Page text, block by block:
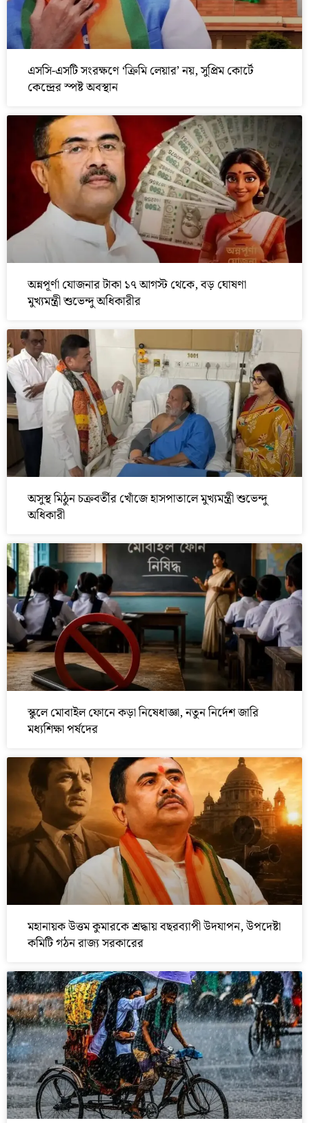
এসসি-এসটি সংরক্ষণে ‘ক্রিমি লেয়ার’ নয়, সুপ্রিম কোর্টে
কেন্দ্রের স্পষ্ট অবস্থান
অন্নপূর্ণা যোজনার টাকা ১৭ আগস্ট থেকে, বড় ঘোষণা
মুখ্যমন্ত্রী শুভেন্দু অধিকারীর
অসুস্থ মিঠুন চক্রবর্তীর খোঁজে হাসপাতালে মুখ্যমন্ত্রী শুভেন্দু
অধিকারী
স্কুলে মোবাইল ফোনে কড়া নিষেধাজ্ঞা, নতুন নির্দেশ জারি
মধ্যশিক্ষা পর্ষদের
মহানায়ক উত্তম কুমারকে শ্রদ্ধায় বছরব্যাপী উদযাপন, উপদেষ্টা
কমিটি গঠন রাজ্য সরকারের